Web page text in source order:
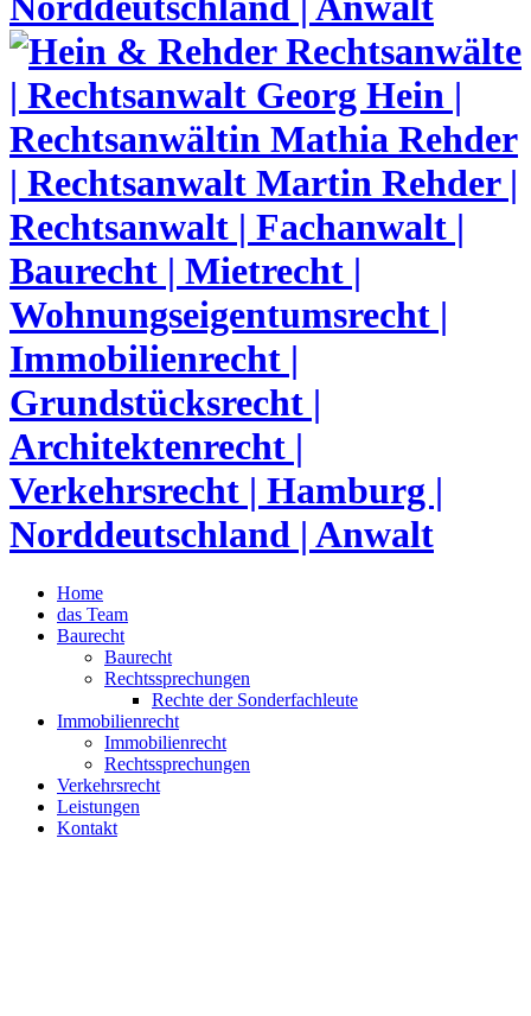
Home
das Team
Baurecht
Baurecht
Rechtssprechungen
Rechte der Sonderfachleute
Immobilienrecht
Immobilienrecht
Rechtssprechungen
Verkehrsrecht
Leistungen
Kontakt